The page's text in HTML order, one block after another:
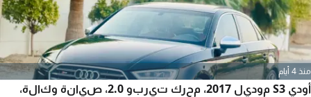
منذ 4 أيام
أودي S3 موديل 2017، محرك تيربو 2.0، صيانة وكالة،